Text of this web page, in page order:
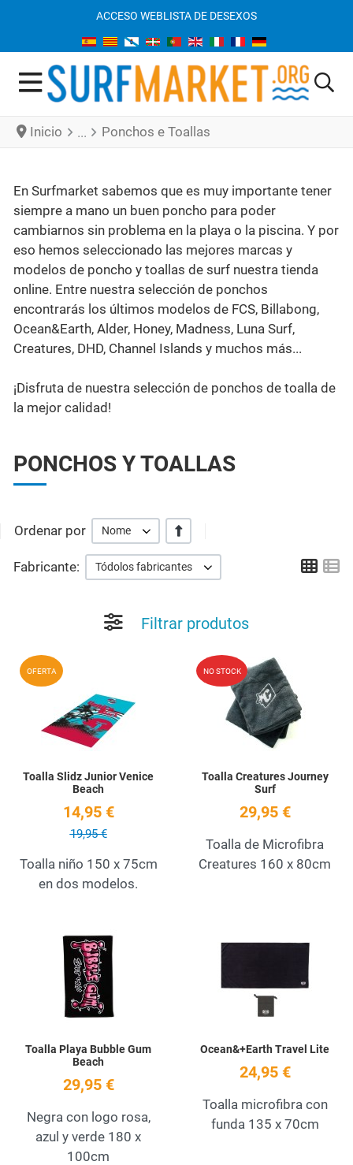
ACCESO WEBLISTA DE DESEXOS
Inicio Ponchos e Toallas
En Surfmarket sabemos que es muy importante tener
siempre a mano un buen poncho para poder
cambiarnos sin problema en la playa o la piscina. Y por
eso hemos seleccionado las mejores marcas y
modelos de poncho y toallas de surf nuestra tienda
online. Entre nuestra selección de ponchos
encontrarás los últimos modelos de FCS, Billabong,
Ocean&Earth, Alder, Honey, Madness, Luna Surf,
Creatures, DHD, Channel Islands y muchos más...
¡Disfruta de nuestra selección de ponchos de toalla de
la mejor calidad!
PONCHOS Y TOALLAS
Ordenar por Nome +/-
Fabricante: Tódolos fabricantes Grid
Filtrar produtos
OFERTA Add to Wishlist
Quick View
Toalla Slidz Junior Venice
Beach
14,95 €
19,95 €
Toalla niño 150 x 75cm
en dos modelos.
NO STOCK
Toalla Creatures Journey
Surf
29,95 €
Toalla de Microfibra
Creatures 160 x 80cm
Toalla Playa Bubble Gum
Beach
29,95 €
Negra con logo rosa,
azul y verde 180 x
100cm
Ocean&+Earth Travel Lite
24,95 €
Toalla microfibra con
funda 135 x 70cm